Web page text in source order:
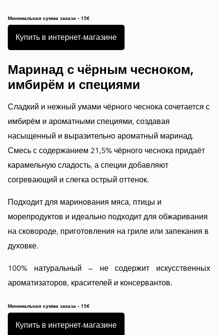
Минимальная сумма заказа – 15€
Купить в интернет-магазине
Маринад с чёрным чесноком,
имбирём и специями
Сладкий и нежный умами чёрного чеснока сочетается с
имбирём и ароматными специями, создавая
насыщенный и выразительно ароматный маринад.
Смесь с содержанием 21,5% чёрного чеснока придаёт
карамельную сладость, а специи добавляют
согревающий и слегка острый оттенок.
Подходит для маринования мяса, птицы и
морепродуктов и идеально подходит для обжаривания
на сковороде, приготовления на гриле или запекания в
духовке.
100% натуральный — не содержит искусственных
ароматизаторов, красителей и консервантов.
Минимальная сумма заказа – 15€
Купить в интернет-магазине